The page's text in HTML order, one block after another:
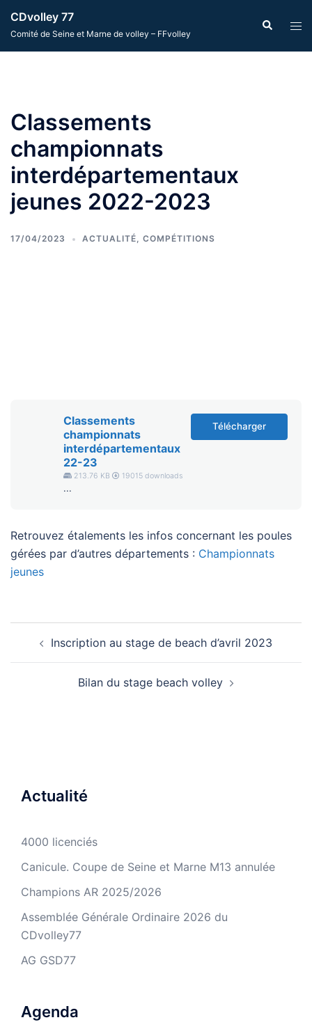
CDvolley 77
Comité de Seine et Marne de volley – FFvolley
Classements
championnats
interdépartementaux
jeunes 2022-2023
17/04/2023 ACTUALITÉ, COMPÉTITIONS
Classements
championnats
interdépartementaux
22-23
213.76 KB 19015 downloads
...
Télécharger
Retrouvez étalements les infos concernant les poules
gérées par d’autres départements : Championnats
jeunes
d’articleInscription au stage de beach d’avril 2023
Bilan du stage beach volley
Actualité
4000 licenciés
Canicule. Coupe de Seine et Marne M13 annulée
Champions AR 2025/2026
Assemblée Générale Ordinaire 2026 du
CDvolley77
AG GSD77
Agenda